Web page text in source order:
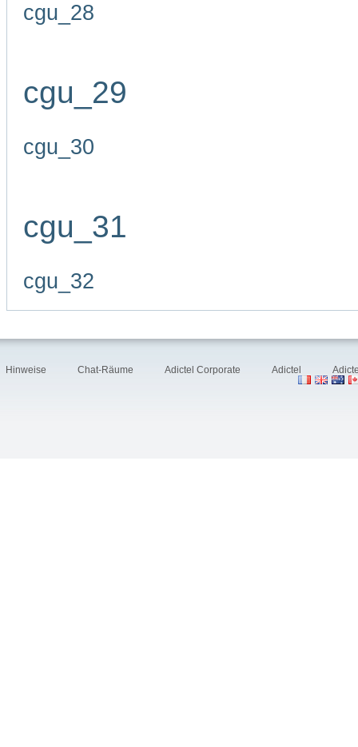
cgu_28
cgu_29
cgu_30
cgu_31
cgu_32
Hinweise Chat-Räume Adictel Corporate Adictel